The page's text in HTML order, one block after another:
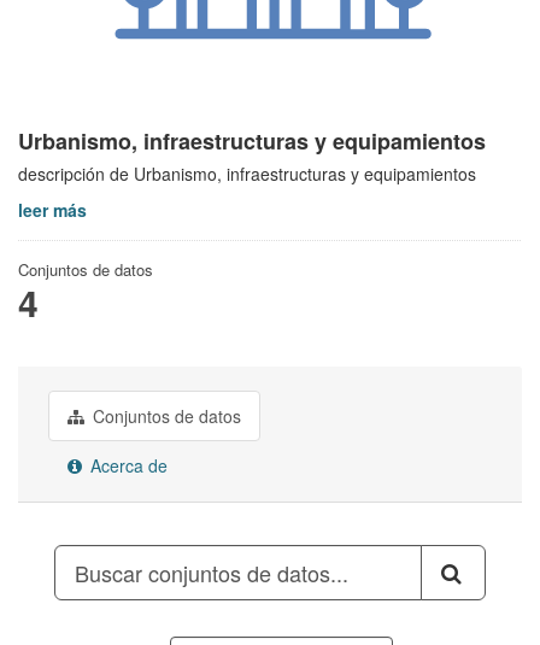
Urbanismo, infraestructuras y equipamientos
descripción de Urbanismo, infraestructuras y equipamientos
leer más
Conjuntos de datos
4
Conjuntos de datos
Acerca de